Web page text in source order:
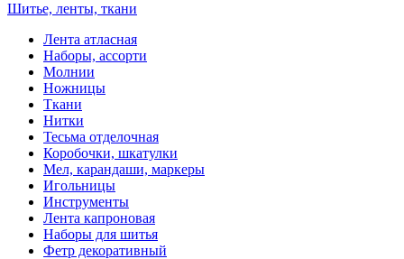
Шитье, ленты, ткани
Лента атласная
Наборы, ассорти
Молнии
Ножницы
Ткани
Нитки
Тесьма отделочная
Коробочки, шкатулки
Мел, карандаши, маркеры
Игольницы
Инструменты
Лента капроновая
Наборы для шитья
Фетр декоративный